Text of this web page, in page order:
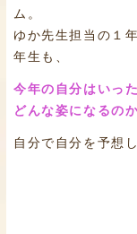
ム。
ゆか先生担当の１
年生も、
今年の自分はいっ
どんな姿になるの
自分で自分を予想